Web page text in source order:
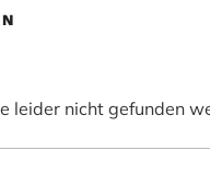
leider nicht gefunden